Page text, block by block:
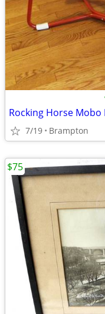
Rocking Horse Mobo
7/19 Brampton
$75